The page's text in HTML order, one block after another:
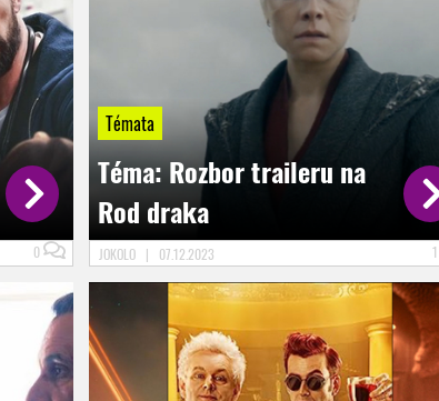
0
Témata
Téma: Rozbor traileru na
Rod draka
JOKOLO | 07.12.2023 1